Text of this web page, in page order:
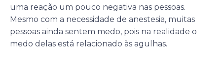
uma reação um pouco negativa nas pessoas.
Mesmo com a necessidade de anestesia, muitas
pessoas ainda sentem medo, pois na realidade o
medo delas está relacionado às agulhas.